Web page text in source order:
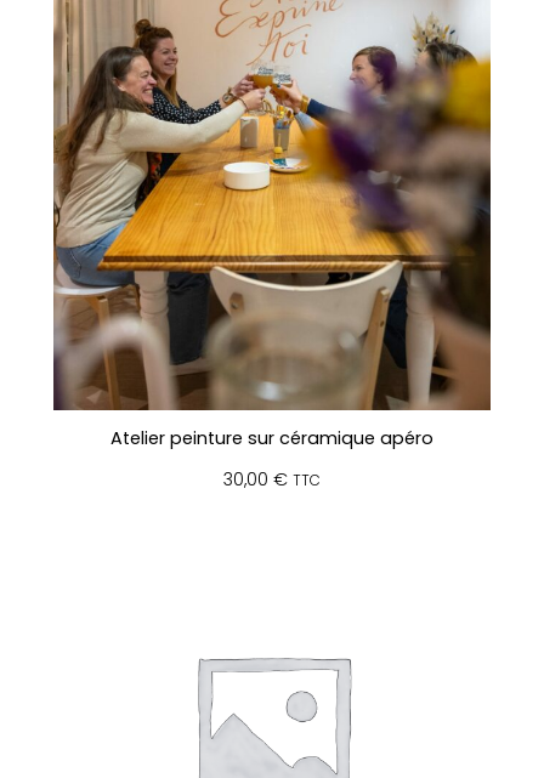
Atelier peinture sur céramique apéro
30,00 € TTC